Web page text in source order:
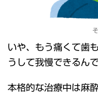
いや、もう痛くて歯
うして我慢できるん
本格的な治療中は麻